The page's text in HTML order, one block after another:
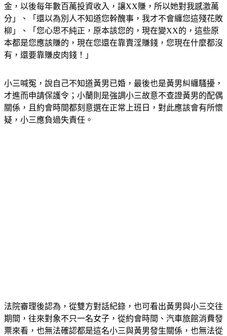
金，以後每年數百萬投資收入，讓XX賺，所以她對我感激萬
分」、「還以為別人不知道您幹醜事，我才不會纏您這殘花敗
柳」、「您心思不純正，原本該您的，現在變XX的，這些原
本都是您應該賺的，現在您還在靠賣淫賺錢，您現在什麼都沒
有，還要靠賺皮肉錢！」
小三喊冤，說自己不知道黃男已婚，最後也是黃男糾纏騷擾，
才進而申請保護令；小蘭則是強調小三故意不查證黃男的配偶
關係，且約會時間都刻意選在正常上班日，對此應該會有所懷
疑，小三應負過失責任。
法院審理後認為，從雙方對話紀錄，也可看出黃男與小三交往
期間，往來對象不只一名女子，從約會時間、汽車旅館消費發
票來看，也無法確認都是這名小三與黃男發生關係，也無法從